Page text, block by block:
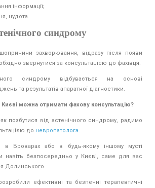
інформації;
нудота.
синдрому
захворювання, відразу після появи
звернутися за консультацією до фахівця.
синдрому відбувається на основі
та результатів апаратної діагностики.
можна отримати фахову консультацію?
позбутися від астенічного синдрому, радимо
до невропатолога.
Броварах або в будь-якому іншому мусті
навіть безпосередньо у Києві, саме для вас
Долинського.
ефективні та безпечні терапевтичні